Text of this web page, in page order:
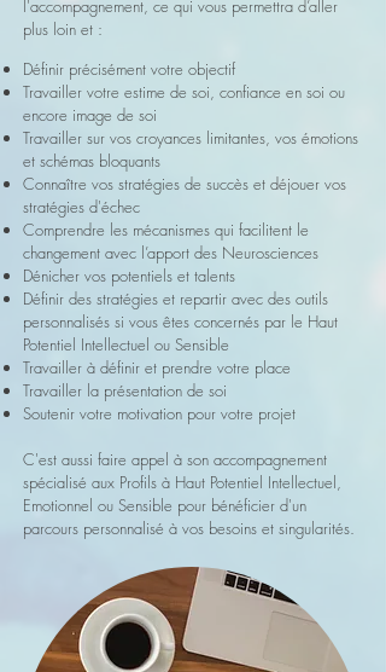
l'accompagnement, ce qui vous permettra d’aller
plus loin et :
Définir précisément votre objectif
Travailler votre estime de soi, confiance en soi ou
encore image de soi
Travailler sur vos croyances limitantes, vos émotions
et schémas bloquants
Connaître vos stratégies de succès et déjouer vos
stratégies d'échec
Comprendre les mécanismes qui facilitent le
changement avec l’apport des Neurosciences
Dénicher vos potentiels et talents
Définir des stratégies et repartir avec des outils
personnalisés si vous êtes concernés par le Haut
Potentiel Intellectuel ou Sensible
Travailler à définir et prendre votre place
Travailler la présentation de soi
Soutenir votre motivation pour votre projet
C'est aussi faire appel à son accompagnement
spécialisé aux Profils à Haut Potentiel Intellectuel,
Emotionnel ou Sensible pour bénéficier d'un
parcours personnalisé à vos besoins et singularités.